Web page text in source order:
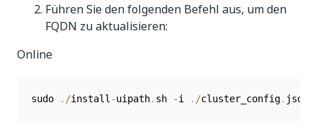
Führen Sie den folgenden Befehl aus, um den
FQDN zu aktualisieren:
Online
sudo . /install -uipath. sh -i . /cluster_config. json